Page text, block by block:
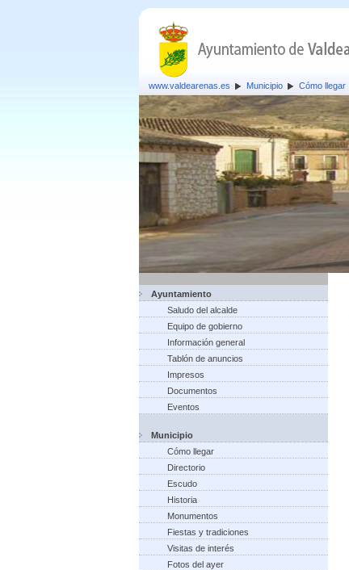
www.valdearenas.es Municipio Cómo llegar
Ayuntamiento
Saludo del alcalde
Equipo de gobierno
Información general
Tablón de anuncios
Impresos
Documentos
Eventos
Municipio
Cómo llegar
Directorio
Escudo
Historia
Monumentos
Fiestas y tradiciones
Visitas de interés
Fotos del ayer